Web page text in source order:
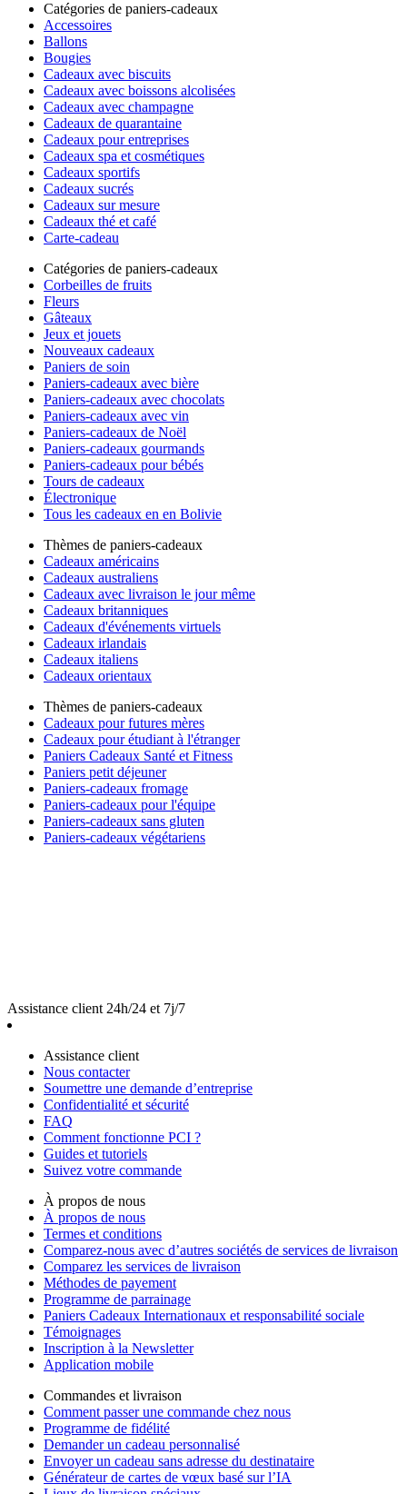
Catégories de paniers-cadeaux
Accessoires
Ballons
Bougies
Cadeaux avec biscuits
Cadeaux avec boissons alcolisées
Cadeaux avec champagne
Cadeaux de quarantaine
Cadeaux pour entreprises
Cadeaux spa et cosmétiques
Cadeaux sportifs
Cadeaux sucrés
Cadeaux sur mesure
Cadeaux thé et café
Carte-cadeau
Catégories de paniers-cadeaux
Corbeilles de fruits
Fleurs
Gâteaux
Jeux et jouets
Nouveaux cadeaux
Paniers de soin
Paniers-cadeaux avec bière
Paniers-cadeaux avec chocolats
Paniers-cadeaux avec vin
Paniers-cadeaux de Noël
Paniers-cadeaux gourmands
Paniers-cadeaux pour bébés
Tours de cadeaux
Électronique
Tous les cadeaux en en Bolivie
Thèmes de paniers-cadeaux
Cadeaux américains
Cadeaux australiens
Cadeaux avec livraison le jour même
Cadeaux britanniques
Cadeaux d'événements virtuels
Cadeaux irlandais
Cadeaux italiens
Cadeaux orientaux
Thèmes de paniers-cadeaux
Cadeaux pour futures mères
Cadeaux pour étudiant à l'étranger
Paniers Cadeaux Santé et Fitness
Paniers petit déjeuner
Paniers-cadeaux fromage
Paniers-cadeaux pour l'équipe
Paniers-cadeaux sans gluten
Paniers-cadeaux végétariens
Assistance client 24h/24 et 7j/7
Assistance client
Nous contacter
Soumettre une demande d’entreprise
Confidentialité et sécurité
FAQ
Comment fonctionne PCI ?
Guides et tutoriels
Suivez votre commande
À propos de nous
À propos de nous
Termes et conditions
Comparez-nous avec d’autres sociétés de services de livraison
Comparez les services de livraison
Méthodes de payement
Programme de parrainage
Paniers Cadeaux Internationaux et responsabilité sociale
Témoignages
Inscription à la Newsletter
Application mobile
Commandes et livraison
Comment passer une commande chez nous
Programme de fidélité
Demander un cadeau personnalisé
Envoyer un cadeau sans adresse du destinataire
Générateur de cartes de vœux basé sur l’IA